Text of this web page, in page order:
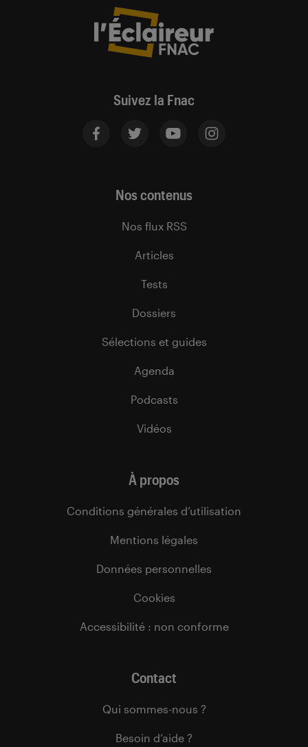
Suivez la Fnac
Nos contenus
Nos flux RSS
Articles
Tests
Dossiers
Sélections et guides
Agenda
Podcasts
Vidéos
À propos
Conditions générales d’utilisation
Mentions légales
Données personnelles
Cookies
Accessibilité : non conforme
Contact
Qui sommes-nous ?
Besoin d’aide ?